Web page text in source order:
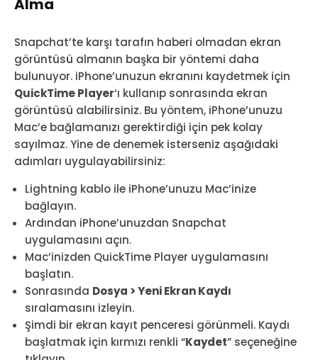
Snapchat’te karşı tarafın haberi olmadan ekran
görüntüsü almanın başka bir yöntemi daha
bulunuyor. iPhone’unuzun ekranını kaydetmek için
QuickTime Player‘ı kullanıp sonrasında ekran
görüntüsü alabilirsiniz. Bu yöntem, iPhone’unuzu
Mac’e bağlamanızı gerektirdiği için pek kolay
sayılmaz. Yine de denemek isterseniz aşağıdaki
adımları uygulayabilirsiniz:
Lightning kablo ile iPhone’unuzu Mac’inize
bağlayın.
Ardından iPhone’unuzdan Snapchat
uygulamasını açın.
Mac’inizden QuickTime Player uygulamasını
başlatın.
Sonrasında Dosya > Yeni Ekran Kaydı
sıralamasını izleyin.
Şimdi bir ekran kayıt penceresi görünmeli. Kaydı
başlatmak için kırmızı renkli “Kaydet” seçeneğine